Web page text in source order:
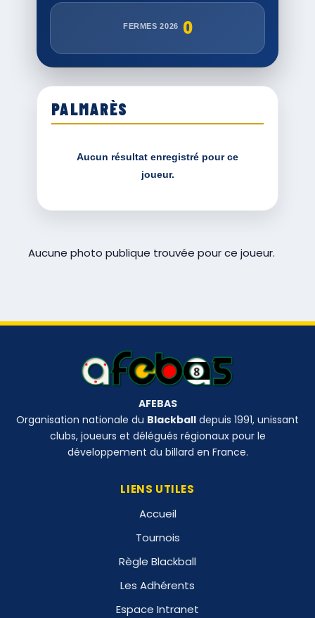
FERMES 2026 0
PALMARÈS
Aucun résultat enregistré pour ce
joueur.
Aucune photo publique trouvée pour ce joueur.
AFEBAS
Organisation nationale du Blackball depuis 1991, unissant
clubs, joueurs et délégués régionaux pour le
développement du billard en France.
LIENS UTILES
Accueil
Tournois
Règle Blackball
Les Adhérents
Espace Intranet